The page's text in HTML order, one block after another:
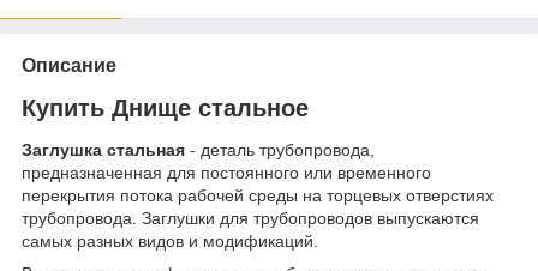
Описание
Купить Днище стальное
Заглушка стальная - деталь трубопровода,
предназначенная для постоянного или временного
перекрытия потока рабочей среды на торцевых отверстиях
трубопровода. Заглушки для трубопроводов выпускаются
самых разных видов и модификаций.